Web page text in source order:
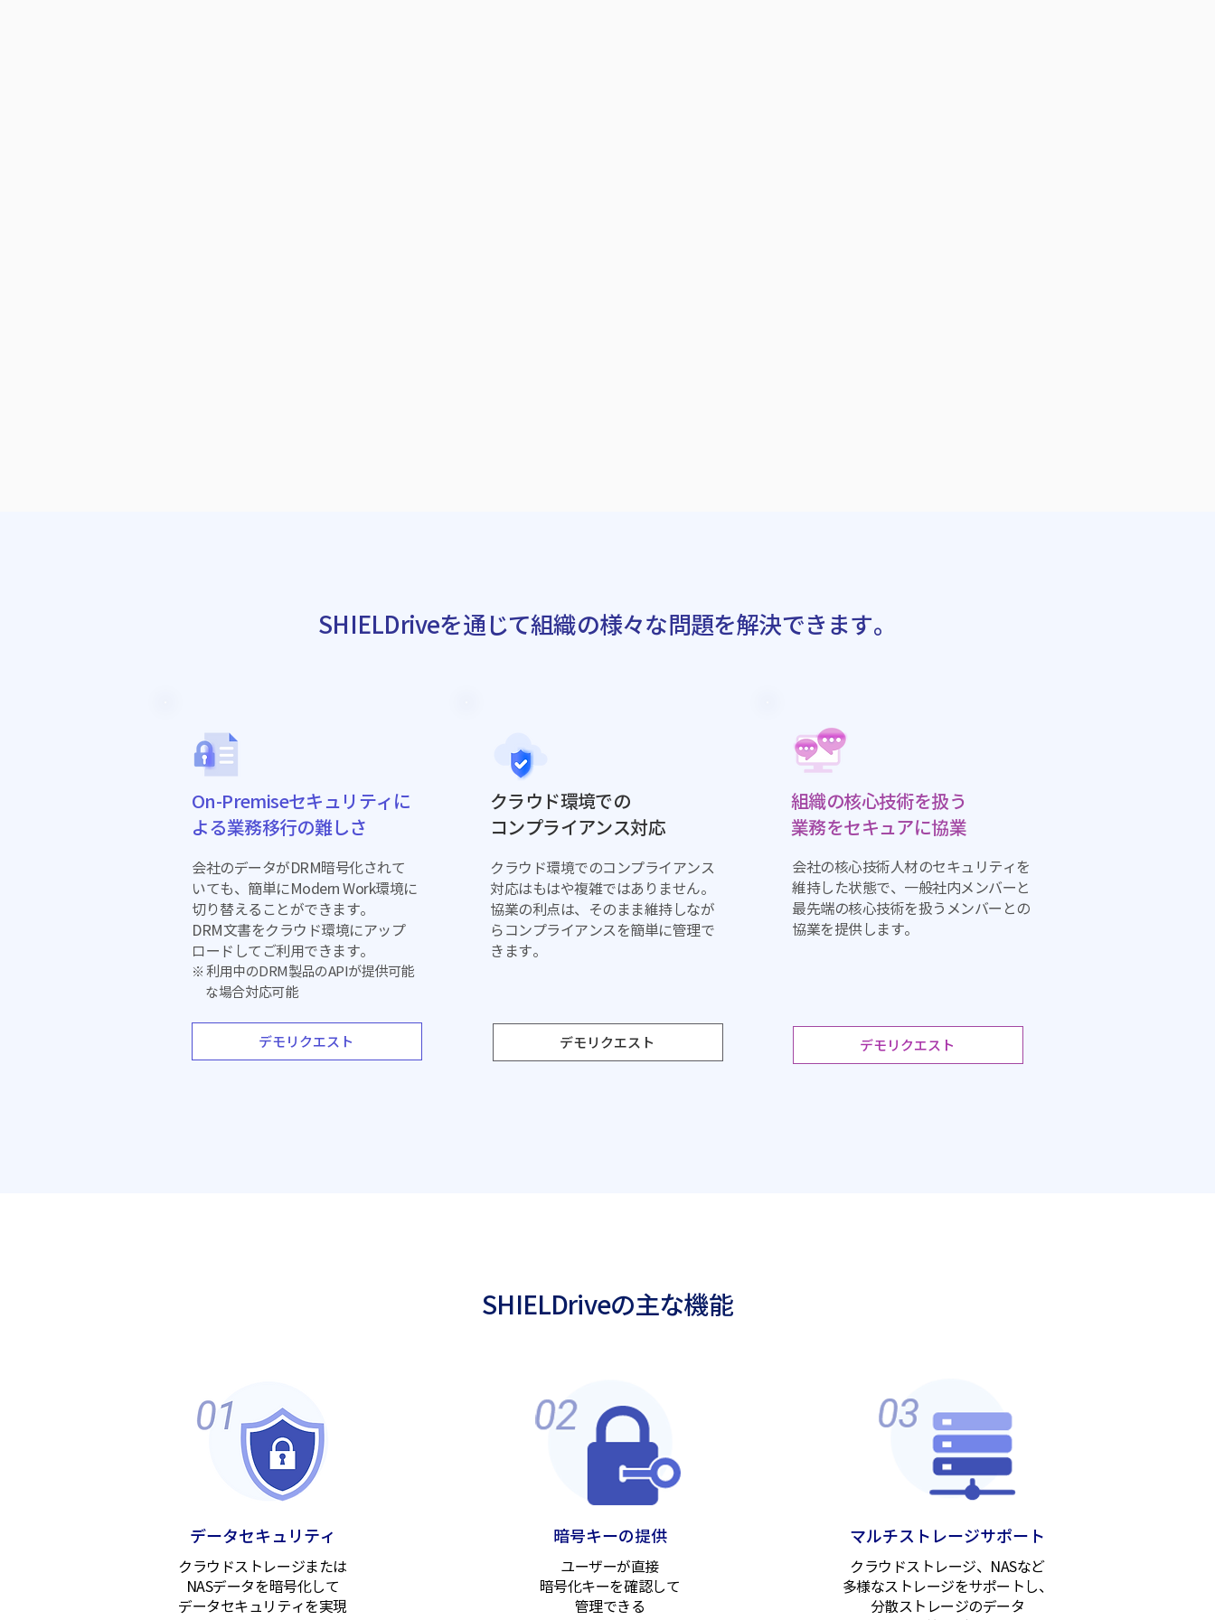
SHIELDriveを通じて組織の様々な問題を解決できます。
On-Premiseセキュリティに
よる業務移行の難しさ
会社のデータがDRM暗号化されて
いても、簡単にModern Work環境に
切り替えることができます。
DRM文書をクラウド環境にアップ
ロードしてご利用できます。
※ 利用中のDRM製品のAPIが提供可能
な場合対応可能
デモリクエスト
クラウド環境での
コンプライアンス対応
クラウド環境でのコンプライアンス
対応はもはや複雑ではありません。
協業の利点は、そのまま維持しなが
ら コンプライアンスを簡単に管理で
きます。
デモリクエスト
組織の核心技術を扱う
業務をセキュアに協業
会社の核心技術人材のセキュリティを
維持した状態で、一般社内メンバーと
最先端の核心技術を扱うメンバーとの
協業を提供します。
デモリクエスト
SHIELDriveの主な機能
データセキュリティ
クラウドストレージまたは
NASデータを暗号化して
データセキュリティを実現
暗号キーの提供
ユーザーが直接
暗号化キーを確認して
管理できる
マルチストレージサポート
クラウドストレージ、NASなど
多様なストレージをサポートし、
分散ストレージのデータ